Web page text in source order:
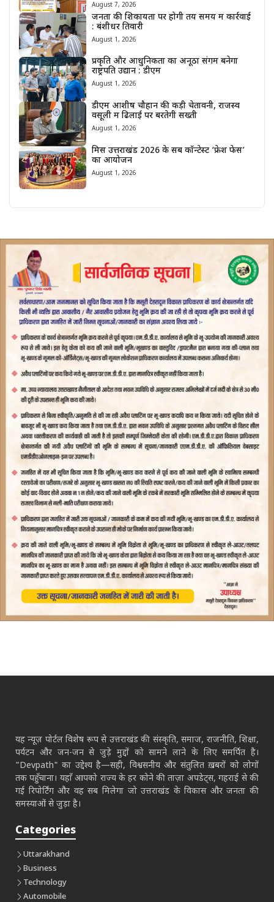
August 7, 2026
जनता की शिकायतों पर होगी तय समय में कार्रवाई
: बंशीधर तिवारी
August 1, 2026
प्रकृति और आधुनिकता का अनूठा संगम बनेगा
राष्ट्रपति उद्यान : डीएम
August 1, 2026
डीएम आशीष चौहान की कड़ी चेतावनी, राजस्व
वसूली में ढिलाई पर बरतेगी सख्ती
August 1, 2026
मिस उत्तराखंड 2026 के सब कॉन्टेस्ट ‘फ्रेश फेस’
का आयोजन
August 1, 2026
यह न्यूज़ पोर्टल विशेष रूप से उत्तराखंड की संस्कृति, समाज, राजनीति, शिक्षा,
पर्यटन और जन-जन से जुड़े मुद्दों को सामने लाने के लिए समर्पित है।
"Devpath" का उद्देश्य है—सही, विश्वसनीय और संतुलित ख़बरों को लोगों
तक पहुँचाना। यहाँ आपको राज्य के हर कोने की ताज़ा अपडेट्स, गहराई से की
गई रिपोर्टिंग और वह सब मिलेगा जो उत्तराखंड के विकास और जनता की
समस्याओं से जुड़ा है।
Categories
Uttarakhand
Business
Technology
Automobile